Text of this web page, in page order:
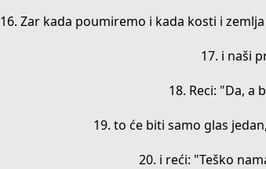
16. Zar kada poumiremo i kada kosti i
17. i naši
18. Reci: "Da, a
19. to će biti samo glas
20. i reći: "Teško